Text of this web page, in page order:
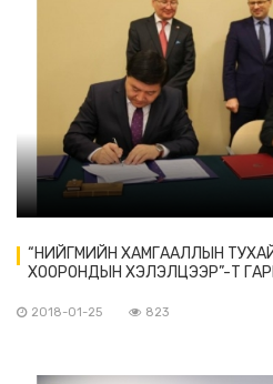
“НИЙГМИЙН ХАМГААЛЛЫН
ХООРОНДЫН ХЭЛЭЛЦЭЭР”-Т
2018-01-25 823